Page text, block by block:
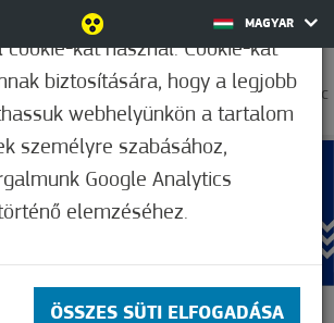
MAGYAR
33,9°C
cookie-kat használ. Cookie-kat
biztosítására, hogy a legjobb
webhelyünkön a tartalom
személyre szabásához,
Google Analytics
elemzéséhez.
ÖSSZES SÜTI ELFOGADÁSA